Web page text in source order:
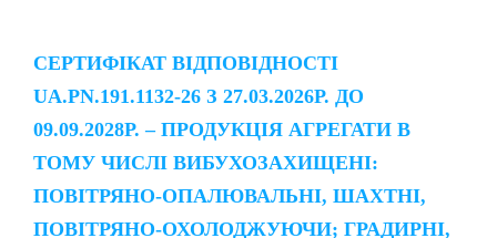
СЕРТИФІКАТ ВІДПОВІДНОСТІ
UA.PN.191.1132-26 З 27.03.2026Р. ДО
09.09.2028Р. – ПРОДУКЦІЯ АГРЕГАТИ В
ТОМУ ЧИСЛІ ВИБУХОЗАХИЩЕНІ:
ПОВІТРЯНО-ОПАЛЮВАЛЬНІ, ШАХТНІ,
ПОВІТРЯНО-ОХОЛОДЖУЮЧИ; ГРАДИРНІ,